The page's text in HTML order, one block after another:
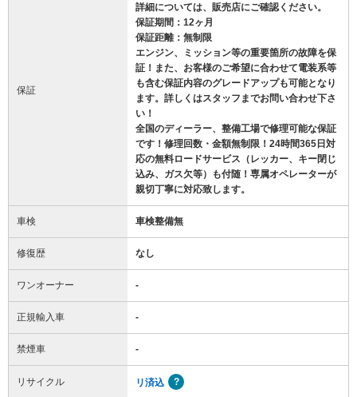
保証
詳細については、販売店にご確認ください。
保証期間：12ヶ月
保証距離：無制限
エンジン、ミッション等の重要箇所の故障を保
証！また、お客様のご希望に合わせて電装系等
も含む保証内容のグレードアップも可能となり
ます。詳しくはスタッフまでお問い合わせ下さ
い！
全国のディーラー、整備工場で修理可能な保証
です！修理回数・金額無制限！24時間365日対
応の無料ロードサービス（レッカー、キー閉じ
込み、ガス欠等）も付随！専属オペレーターが
親切丁寧に対応致します。
車検 車検整備無
修復歴 なし
ワンオーナー -
正規輸入車 -
禁煙車 -
リサイクル リ済込